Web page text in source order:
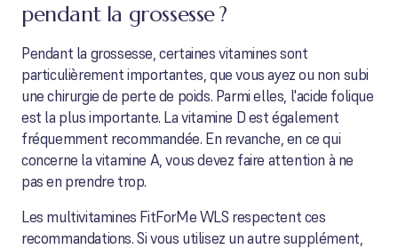
pendant la grossesse ?
Pendant la grossesse, certaines vitamines sont
particulièrement importantes, que vous ayez ou non subi
une chirurgie de perte de poids. Parmi elles, l'acide folique
est la plus importante. La vitamine D est également
fréquemment recommandée. En revanche, en ce qui
concerne la vitamine A, vous devez faire attention à ne
pas en prendre trop.
Les multivitamines FitForMe WLS respectent ces
recommandations. Si vous utilisez un autre supplément,